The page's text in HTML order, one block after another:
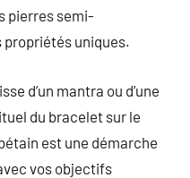
pierres semi-
propriétés uniques.
d’un mantra ou d’une
du bracelet sur le
est une démarche
vos objectifs